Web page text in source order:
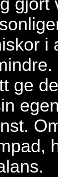
gjort
i
ge